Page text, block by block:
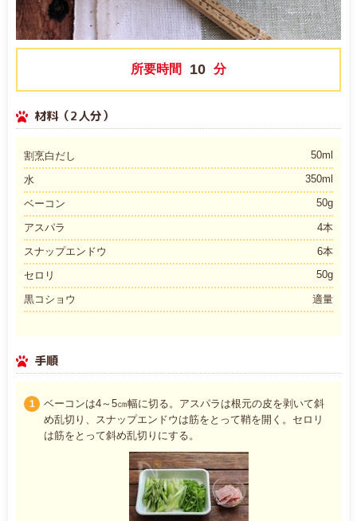
所要時間 10 分
材料（2人分）
割烹白だし 50ml
水 350ml
ベーコン 50g
アスパラ
4本
スナップエンドウ
6本
セロリ
50g
黒コショウ 適量
手順
1
ベーコンは4～5㎝幅に切る。アスパラは根元の皮を剥いて斜
め乱切り、スナップエンドウは筋をとって鞘を開く。セロリ
は筋をとって斜め乱切りにする。